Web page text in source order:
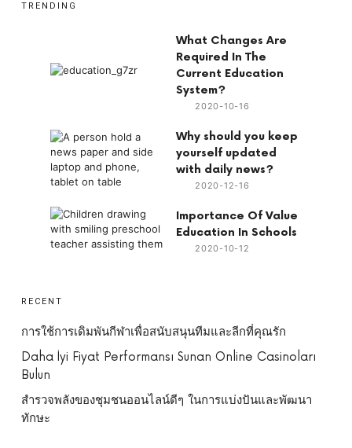
TRENDING
What Changes Are
Required In The
Current Education
System?
2020-10-16
Why should you keep
yourself updated
with daily news?
2020-12-16
Importance Of Value
Education In Schools
2020-10-12
RECENT
การใช้การเดิมพันกีฬาเพื่อสนับสนุนทีมและลีกที่คุณรัก
Daha İyi Fiyat Performansı Sunan Online Casinoları
Bulun
สำรวจพลังของชุมชนออนไลน์ดีๆ ในการแบ่งปันและพัฒนา
ทักษะ